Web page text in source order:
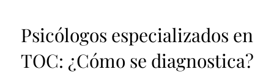
Psicólogos especializados en
TOC: ¿Cómo se diagnostica?